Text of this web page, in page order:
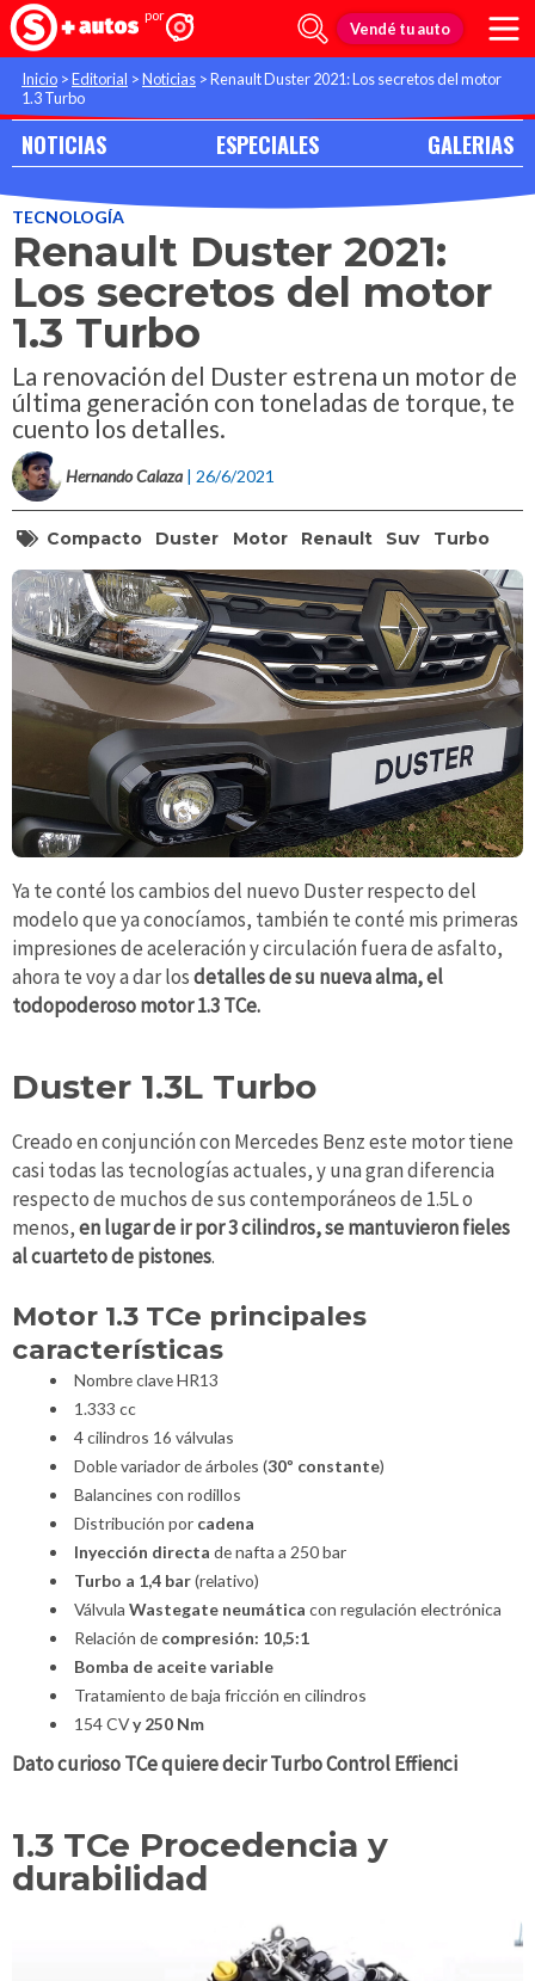
Vendé tu auto
Inicio >Editorial >Noticias >Renault Duster 2021: Los secretos del motor
1.3 Turbo
NOTICIAS ESPECIALES GALERIAS
TECNOLOGÍA
Renault Duster 2021:
Los secretos del motor
1.3 Turbo
La renovación del Duster estrena un motor de
última generación con toneladas de torque, te
cuento los detalles.
Hernando Calaza | 26/6/2021
Compacto Duster Motor Renault Suv Turbo
Ya te conté los cambios del nuevo Duster respecto del
modelo que ya conocíamos, también te conté mis primeras
impresiones de aceleración y circulación fuera de asfalto,
ahora te voy a dar losdetalles de su nueva alma, el
todopoderoso motor 1.3 TCe.
Duster 1.3L Turbo
Creado en conjunción con Mercedes Benz este motor tiene
casi todas las tecnologías actuales, y una gran diferencia
respecto de muchos de sus contemporáneos de 1.5L o
menos,en lugar de ir por 3 cilindros, se mantuvieron fieles
al cuarteto de pistones.
Motor 1.3 TCe principales
características
Nombre clave HR13
1.333 cc
4 cilindros 16 válvulas
Doble variador de árboles (30º constante)
Balancines con rodillos
Distribución por cadena
Inyección directa de nafta a 250 bar
Turbo a 1,4 bar(relativo)
Válvula Wastegate neumática con regulación electrónica
Relación de compresión: 10,5:1
Bomba de aceite variable
Tratamiento de baja fricción en cilindros
154 CVy 250 Nm
Dato curioso TCe quiere decir Turbo Control Effienci
1.3 TCe Procedencia y
durabilidad